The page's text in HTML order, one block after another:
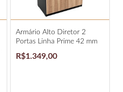
Armário Alto Diretor 2
Portas Linha Prime 42 mm
R$1.349,00